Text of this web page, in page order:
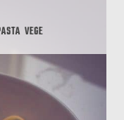
VEGE